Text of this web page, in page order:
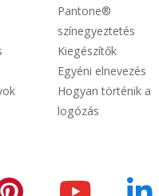
Pantone®
színegyeztetés
Kiegészítők
Egyéni elnevezés
Hogyan történik a
logózás